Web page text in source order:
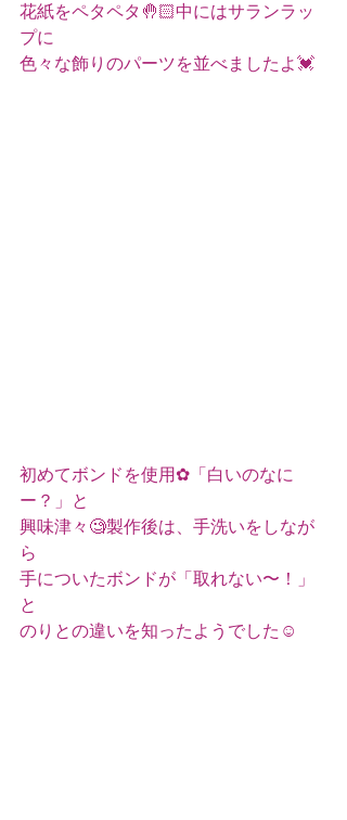
花紙をペタペタ🤚🏻中にはサランラッ
プに
色々な飾りのパーツを並べましたよ💓
初めてボンドを使用✿「白いのなに
ー？」と
興味津々🧐製作後は、手洗いをしなが
ら
手についたボンドが「取れない〜！」
と
のりとの違いを知ったようでした☺️